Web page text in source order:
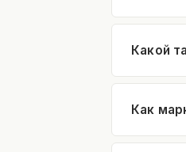
Какой
Как